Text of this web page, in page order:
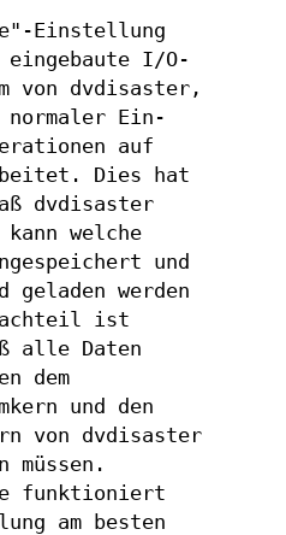
Einstellung
I/O-
von dvdisaster,
Ein-
auf
Dies hat
dvdisaster
welche
und
geladen werden
ist
alle Daten
dem
und den
von dvdisaster
müssen.
funktioniert
am besten